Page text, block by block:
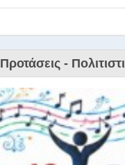
Προτάσεις -